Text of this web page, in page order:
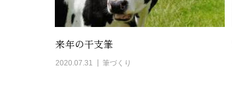
来年の干支筆
2020.07.31 筆づくり